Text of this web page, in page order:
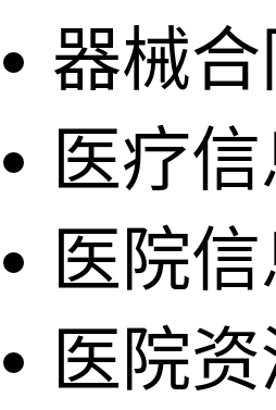
器械
医疗
医院
医院